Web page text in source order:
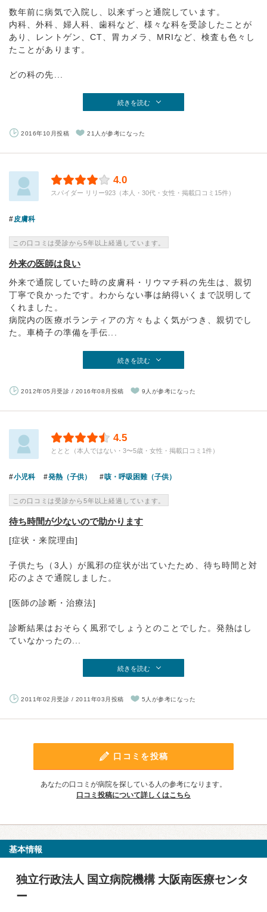
数年前に病気で入院し、以来ずっと通院しています。
内科、外科、婦人科、歯科など、様々な科を受診したことが
あり、レントゲン、CT、胃カメラ、MRIなど、検査も色々し
たことがあります。
どの科の先...
続きを読む
2016年10月投稿 21人が参考になった
4.0
スパイダー リリー923（本人・30代・女性・掲載口コミ15件）
皮膚科
この口コミは受診から5年以上経過しています。
外来の医師は良い
外来で通院していた時の皮膚科・リウマチ科の先生は、親切
丁寧で良かったです。わからない事は納得いくまで説明して
くれました。
病院内の医療ボランティアの方々もよく気がつき、親切でし
た。車椅子の準備を手伝...
続きを読む
2012年05月受診 / 2016年08月投稿 9人が参考になった
4.5
ととと（本人ではない・3〜5歳・女性・掲載口コミ1件）
小児科 発熱（子供） 咳・呼吸困難（子供）
この口コミは受診から5年以上経過しています。
待ち時間が少ないので助かります
[症状・来院理由]
子供たち（3人）が風邪の症状が出ていたため、待ち時間と対
応のよさで通院しました。
[医師の診断・治療法]
診断結果はおそらく風邪でしょうとのことでした。発熱はし
ていなかったの...
続きを読む
2011年02月受診 / 2011年03月投稿 5人が参考になった
口コミを投稿
あなたの口コミが病院を探している人の参考になります。
口コミ投稿について詳しくはこちら
基本情報
独立行政法人 国立病院機構 大阪南医療センタ
ー